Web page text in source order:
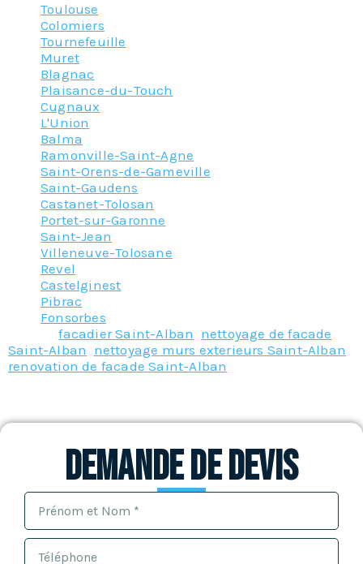
Toulouse
Colomiers
Tournefeuille
Muret
Blagnac
Plaisance-du-Touch
Cugnaux
L'Union
Balma
Ramonville-Saint-Agne
Saint-Orens-de-Gameville
Saint-Gaudens
Castanet-Tolosan
Portet-sur-Garonne
Saint-Jean
Villeneuve-Tolosane
Revel
Castelginest
Pibrac
Fonsorbes
Taggedfacadier Saint-Alban nettoyage de facade
Saint-Alban nettoyage murs exterieurs Saint-Alban
renovation de facade Saint-Alban
Demande de devis